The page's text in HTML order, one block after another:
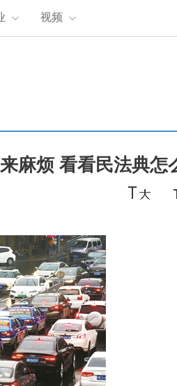
视频
麻烦 看看民法典怎